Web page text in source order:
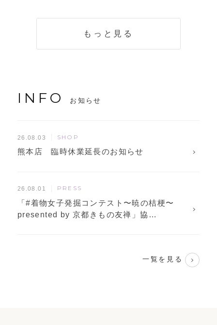
もっと見る
INFO お知らせ
26.08.03 SHOP
熊本店 臨時休業延長のお知らせ
26.08.01 PRESS
「#着物女子発掘コンテスト〜暁の桔梗〜
presented by 京都きもの友禅」協…
一覧を見る